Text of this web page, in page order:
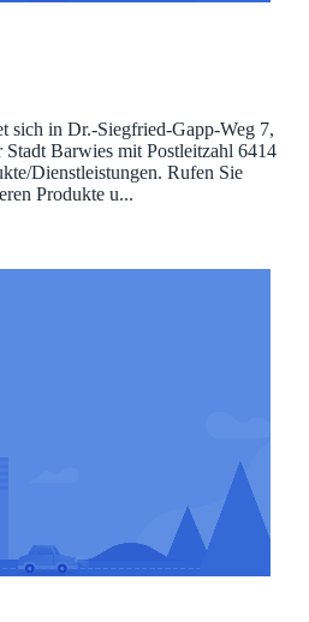
sich in Dr.-Siegfried-Gapp-Weg 7,
Barwies mit Postleitzahl 6414
Dienstleistungen. Rufen Sie
Produkte u...